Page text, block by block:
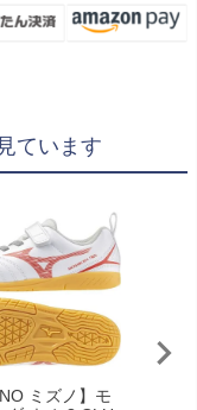
ています
ミズノ】モ